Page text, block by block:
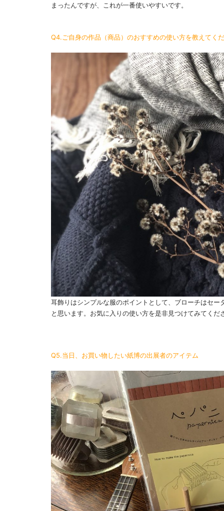
まったんですが、これが一番使いやすいです。
Q4.ご自身の作品（商品）のおすすめの使い方を教えてく
耳飾りはシンプルな服のポイントとして、ブローチはセ
と思います。お気に入りの使い方を是非見つけてみてくだ
Q5.当日、お買い物したい紙博の出展者のアイテム